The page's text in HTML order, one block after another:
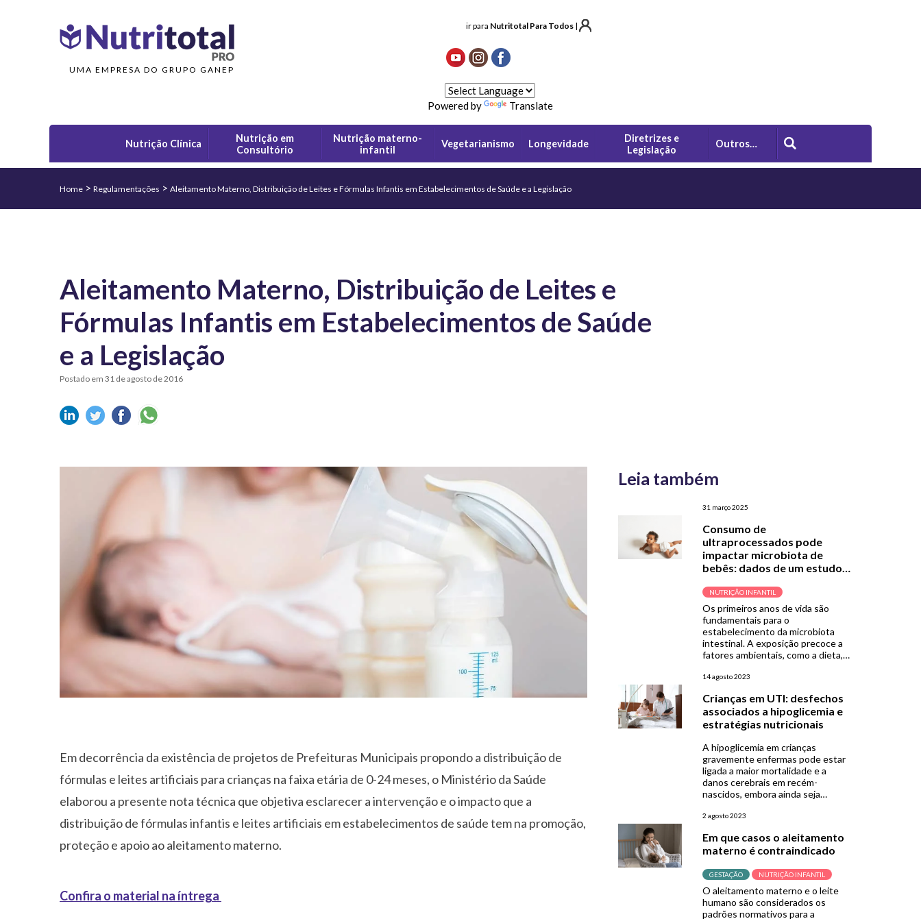
UMA EMPRESA DO GRUPO GANEP
Powered by Translate
ir para Nutritotal Para Todos |
Nutrição Clínica
Nutrição em
Consultório
Nutrição materno-
infantil
Vegetarianismo Longevidade
Diretrizes e
Legislação
Outros…
Home > Regulamentações > Aleitamento Materno, Distribuição de Leites e Fórmulas Infantis em Estabelecimentos de Saúde e a Legislação
Aleitamento Materno, Distribuição de Leites e
Fórmulas Infantis em Estabelecimentos de Saúde
e a Legislação
Postado em 31 de agosto de 2016
Em decorrência da existência de projetos de Prefeituras Municipais propondo a distribuição de
fórmulas e leites artificiais para crianças na faixa etária de 0-24 meses, o Ministério da Saúde
elaborou a presente nota técnica que objetiva esclarecer a intervenção e o impacto que a
distribuição de fórmulas infantis e leites artificiais em estabelecimentos de saúde tem na promoção,
proteção e apoio ao aleitamento materno.
Confira o material na íntrega
Leia também
31 março 2025
Consumo de
ultraprocessados pode
impactar microbiota de
bebês: dados de um estudo
NUTRIÇÃO INFANTIL
Os primeiros anos de vida são
fundamentais para o
estabelecimento da microbiota
intestinal. A exposição precoce a
fatores ambientais, como a dieta, é
se que a amamentação apresenta
da microbiota de bebês. O leite
materno apoia a regulação
imunológica, aumenta a resiliência
e protege contra […]
14 agosto 2023
Crianças em UTI: desfechos
associados a hipoglicemia e
estratégias nutricionais
A hipoglicemia em crianças
gravemente enfermas pode estar
ligada a maior mortalidade e a
danos cerebrais em recém-
nascidos, embora ainda seja
em doenças graves, pode causar
desnutrição prolongada, falência
hepática e estadias prolongadas
(UTIPs)ampliam a exposição a
estratégias de controle glicêmico,
[…]
2 agosto 2023
Em que casos o aleitamento
materno é contraindicado
GESTAÇÃO NUTRIÇÃO INFANTIL
O aleitamento materno e o leite
humano são considerados os
padrões normativos para a